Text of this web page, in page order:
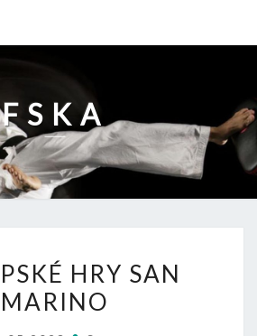
FSKA
HRY
SAN
HRY SAN
MARINO